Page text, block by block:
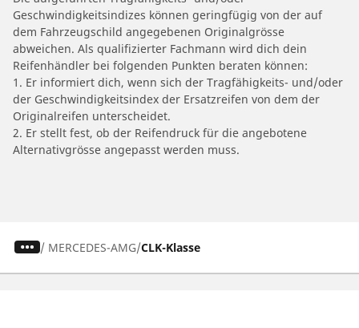
Geschwindigkeitsindizes können geringfügig von der auf
dem Fahrzeugschild angegebenen Originalgrösse
abweichen. Als qualifizierter Fachmann wird dich dein
Reifenhändler bei folgenden Punkten beraten können:
1. Er informiert dich, wenn sich der Tragfähigkeits- und/oder
der Geschwindigkeitsindex der Ersatzreifen von dem der
Originalreifen unterscheidet.
2. Er stellt fest, ob der Reifendruck für die angebotene
Alternativgrösse angepasst werden muss.
/ MERCEDES-AMG CLK-Klasse